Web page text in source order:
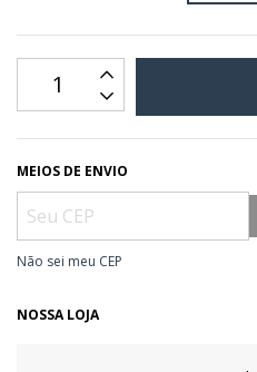
MEIOS DE ENVIO
Não sei meu CEP
NOSSA LOJA